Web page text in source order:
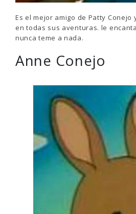
Es el mejor amigo de Patty
en todas sus aventuras. le
nunca teme a nada.
Anne Conejo